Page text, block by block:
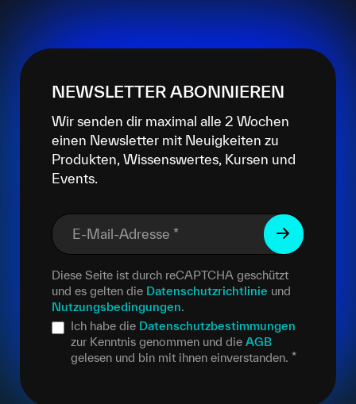
NEWSLETTER ABONNIEREN
Wir senden dir maximal alle 2 Wochen
einen Newsletter mit Neuigkeiten zu
Produkten, Wissenswertes, Kursen und
Events.
E-Mail-Adresse *
Diese Seite ist durch reCAPTCHA geschützt
und es gelten die Datenschutzrichtlinie und
Nutzungsbedingungen.
Ich habe die Datenschutzbestimmungen
zur Kenntnis genommen und die AGB
gelesen und bin mit ihnen einverstanden. *